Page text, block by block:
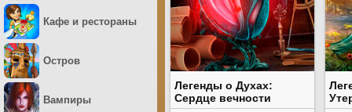
Легенды о Духах:
Сердце вечности
Кафе и рестораны
Остров
Вампиры